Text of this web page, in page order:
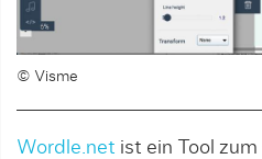
© Visme
Wordle.net ist ein Tool zum